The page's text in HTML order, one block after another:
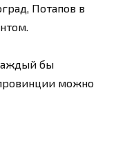
Потапов в
бы
можно